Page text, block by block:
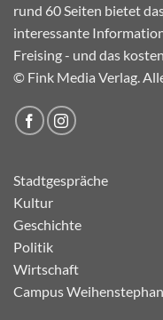
rund 60 Seiten bietet
interessante
Freising - und das
© Fink Media Verlag.
Stadtgespräche
Kultur
Geschichte
Politik
Wirtschaft
Campus Weihenstephan